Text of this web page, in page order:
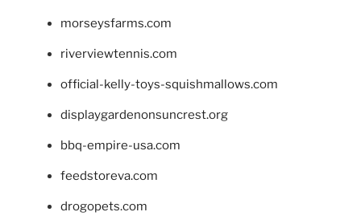
morseysfarms.com
riverviewtennis.com
official-kelly-toys-squishmallows.com
displaygardenonsuncrest.org
bbq-empire-usa.com
feedstoreva.com
drogopets.com